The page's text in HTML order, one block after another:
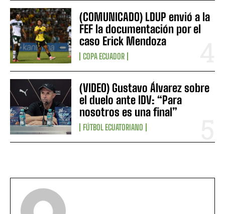
(COMUNICADO) LDUP envió a la
FEF la documentación por el
caso Erick Mendoza
COPA ECUADOR
(VIDEO) Gustavo Álvarez sobre
el duelo ante IDV: “Para
nosotros es una final”
FÚTBOL ECUATORIANO